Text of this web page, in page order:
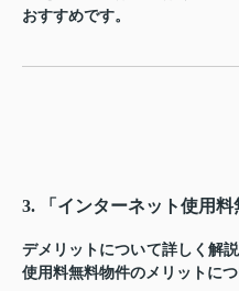
おすすめです。
3. 「インターネット使用
デメリットについて詳しく解
使用料無料物件のメリットに